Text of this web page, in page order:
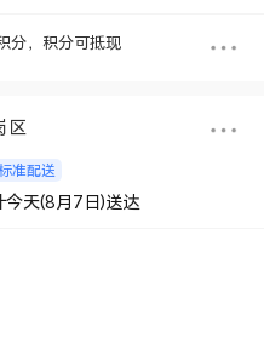
谅解） 磁吸无界，双屏视界
分，积分可抵现
区
标准配送
天(8月7日)送达